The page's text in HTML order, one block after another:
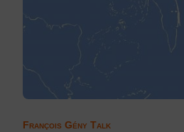
François Gény Talk